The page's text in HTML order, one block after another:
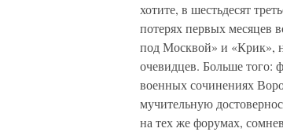
хотите, в шестьдесят
потерях первых месяцев
под Москвой» и «Крик»,
очевидцев. Больше того:
военных сочинениях
мучительную
на тех же форумах,